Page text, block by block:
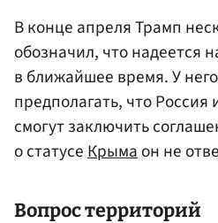
В конце апреля Трамп
обозначил, что надеется
в ближайшее время. У
предполагать, что Россия
смогут заключить
о статусеКрымаон не
Вопрос территорий